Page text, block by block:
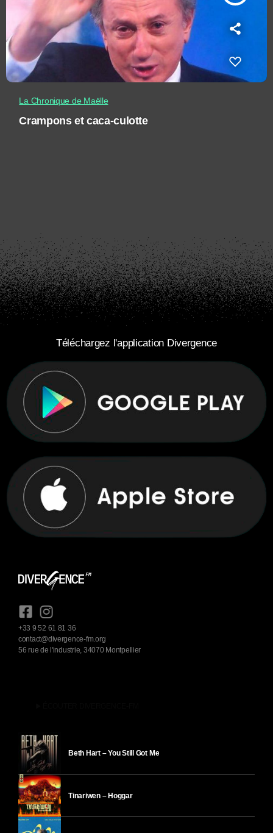
La Chronique de Maëlle
Crampons et caca-culotte
Téléchargez l'application Divergence
+33 9 52 61 81 36
contact@divergence-fm.org
56 rue de l'industrie, 34070 Montpellier
Beth Hart – You Still Got Me
Tinariwen – Hoggar